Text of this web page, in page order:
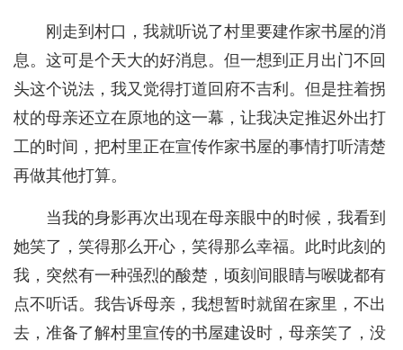
刚走到村口，我就听说了村里要建作家书屋的消
息。这可是个天大的好消息。但一想到正月出门不回
头这个说法，我又觉得打道回府不吉利。但是拄着拐
杖的母亲还立在原地的这一幕，让我决定推迟外出打
工的时间，把村里正在宣传作家书屋的事情打听清楚
再做其他打算。
当我的身影再次出现在母亲眼中的时候，我看到
她笑了，笑得那么开心，笑得那么幸福。此时此刻的
我，突然有一种强烈的酸楚，顷刻间眼睛与喉咙都有
点不听话。我告诉母亲，我想暂时就留在家里，不出
去，准备了解村里宣传的书屋建设时，母亲笑了，没